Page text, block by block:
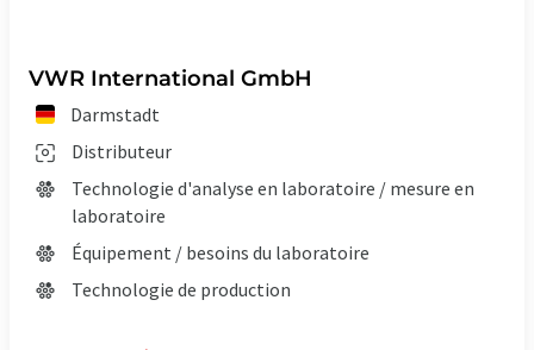
VWR International GmbH
Darmstadt
Distributeur
Technologie d'analyse en laboratoire / mesure en
laboratoire
Équipement / besoins du laboratoire
Technologie de production